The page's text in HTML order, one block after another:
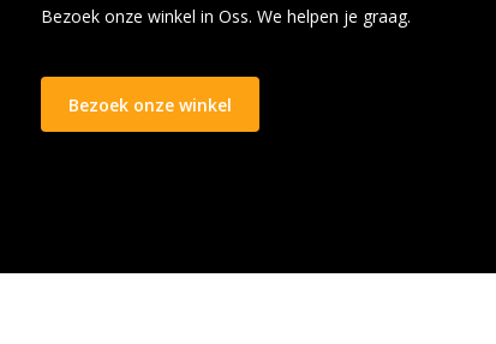
Bezoek onze winkel in Oss. We helpen je graag.
Bezoek onze winkel